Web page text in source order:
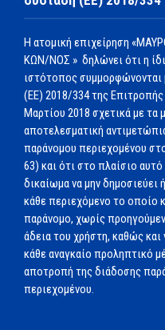
Η ατομική επιχείρηση
ΚΩΝ/ΝΟΣ » δηλώνει ότι η
ιστότοπος συμμορφώνονται
(ΕΕ) 2018/334 της Επιτροπής
Μαρτίου 2018 σχετικά με τα
αποτελεσματική
παράνομου περιεχομένου
63) και ότι στο πλαίσιο αυτό
δικαίωμα να μην δημοσιεύει
κάθε περιεχόμενο το οποίο
παράνομο, χωρίς
άδεια του χρήστη, καθώς και
κάθε αναγκαίο προληπτικό
αποτροπή της διάδοσης
περιεχομένου.